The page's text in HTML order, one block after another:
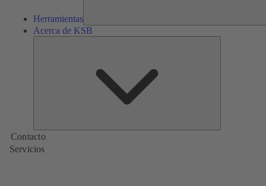
Herramientas
Acerca de KSB
Contacto
Servicios